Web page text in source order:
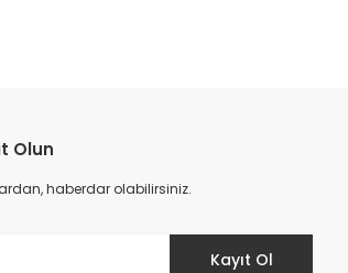
Olun
haberdar olabilirsiniz.
Kayıt Ol